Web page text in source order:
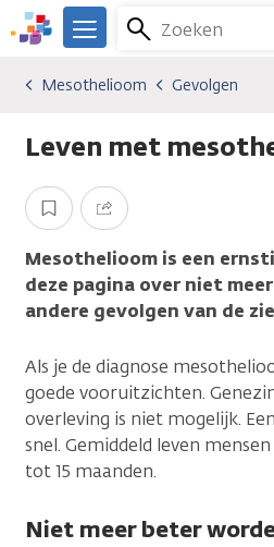
Overslaan
en
gaan
We
er
je.
Zoeken
Menu
Kankersoorten
Mesothelioom
Gevolgen
Mesothelioom Gevolgen
Leven met
Opslaan Delen
Mesothelioom is een
deze pagina over niet
andere gevolgen van de
Als je de diagnose
goede vooruitzichten.
overleving is niet mogelijk.
snel. Gemiddeld leven
tot 15 maanden.
Niet meer beter